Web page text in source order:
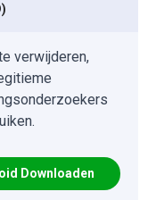
verwijderen,
Downloaden